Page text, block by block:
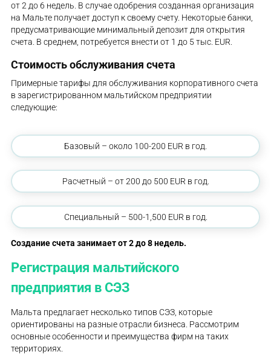
от 2 до 6 недель. В случае одобрения созданная организация
на Мальте получает доступ к своему счету. Некоторые банки,
предусматривающие минимальный депозит для открытия
счета. В среднем, потребуется внести от 1 до 5 тыс. EUR.
Стоимость обслуживания счета
Примерные тарифы для обслуживания корпоративного счета
в зарегистрированном мальтийском предприятии
следующие:
Базовый – около 100-200 EUR в год.
Расчетный – от 200 до 500 EUR в год.
Специальный – 500-1,500 EUR в год.
Создание счета занимает от 2 до 8 недель.
Регистрация мальтийского
предприятия в СЭЗ
Мальта предлагает несколько типов СЭЗ, которые
ориентированы на разные отрасли бизнеса. Рассмотрим
основные особенности и преимущества фирм на таких
территориях.